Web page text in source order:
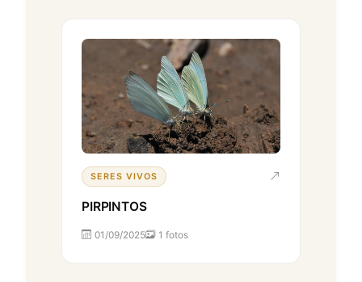
SERES VIVOS
PIRPINTOS
01/09/2025 1 fotos